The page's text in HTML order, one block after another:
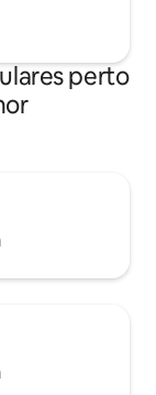
perto